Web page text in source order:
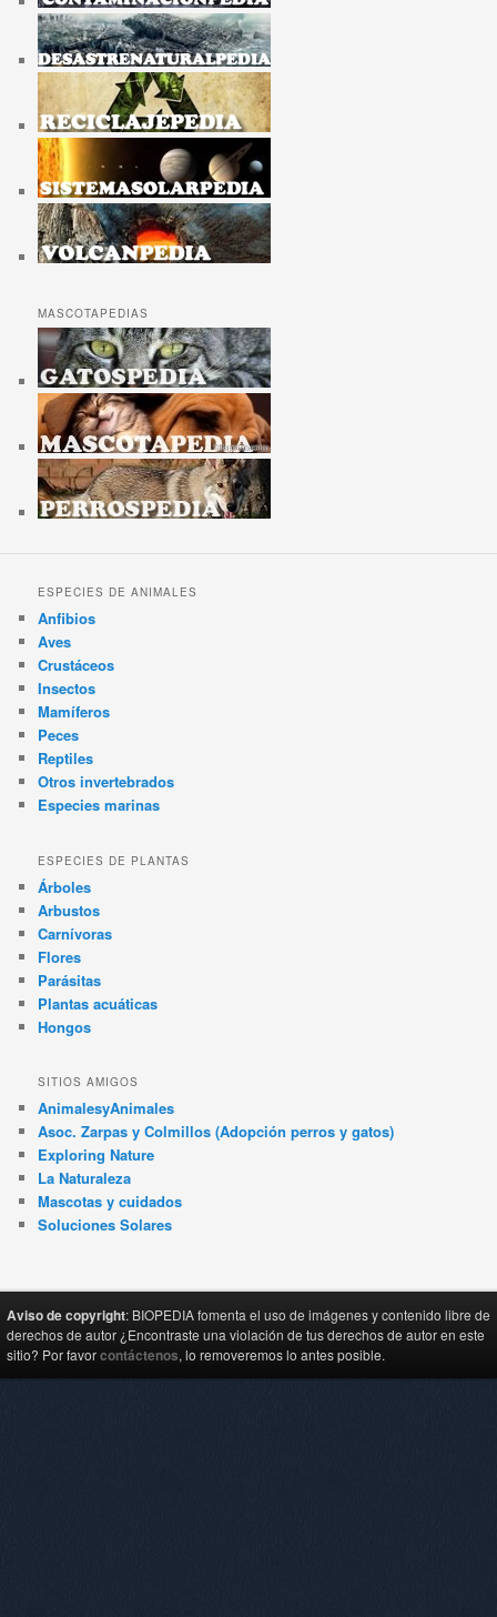
MASCOTAPEDIAS
ESPECIES DE ANIMALES
Anfibios
Aves
Crustáceos
Insectos
Mamíferos
Peces
Reptiles
Otros invertebrados
Especies marinas
ESPECIES DE PLANTAS
Árboles
Arbustos
Carnívoras
Flores
Parásitas
Plantas acuáticas
Hongos
SITIOS AMIGOS
AnimalesyAnimales
Asoc. Zarpas y Colmillos (Adopción perros y gatos)
Exploring Nature
La Naturaleza
Mascotas y cuidados
Soluciones Solares
Aviso de copyright: BIOPEDIA fomenta el uso de imágenes y contenido libre de
derechos de autor ¿Encontraste una violación de tus derechos de autor en este
sitio? Por favorcontáctenos, lo removeremos lo antes posible.